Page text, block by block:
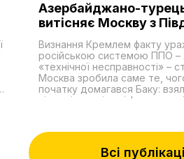
Азербайджано-
витісняє Москву з
Кавказу
Визнання Кремлем факту
російською системою ППО –
«технічної несправності» –
Москва зробила саме те,
початку домагався Баку:
відповідальність і фактично
вибачається. Для нього це
але простору для маневру
сварка з Азербайджаном
Всі